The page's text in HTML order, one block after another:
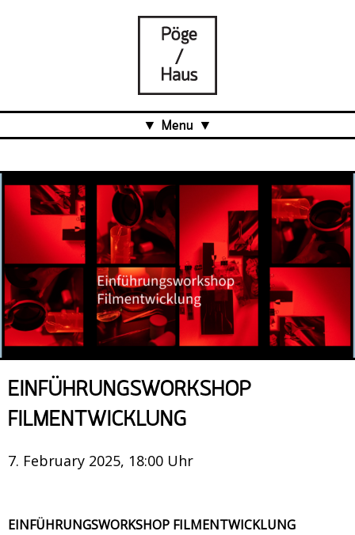
Menu
Projects
Über uns
Was ist das Pöge-Haus?
Team
Organisation
Mitarbeit
Veranstaltungsrückblick
Kontakt und Anfahrt
Datenschutz
EINFÜHRUNGSWORKSHOP
FILMENTWICKLUNG
7. February 2025, 18:00 Uhr
EINFÜHRUNGSWORKSHOP FILMENTWICKLUNG